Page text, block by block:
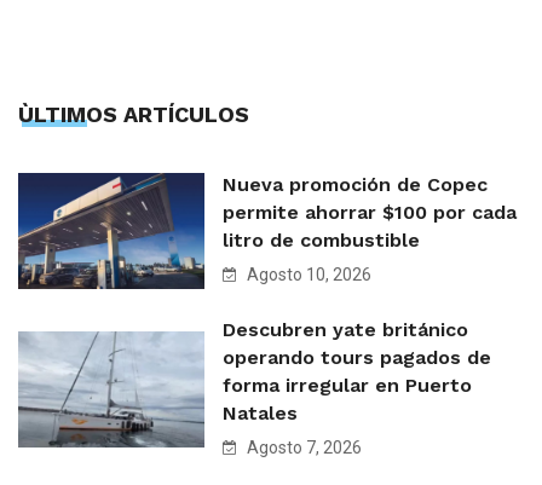
ÙLTIMOS ARTÍCULOS
Nueva promoción de Copec
permite ahorrar $100 por cada
litro de combustible
Agosto 10, 2026
Descubren yate británico
operando tours pagados de
forma irregular en Puerto
Natales
Agosto 7, 2026